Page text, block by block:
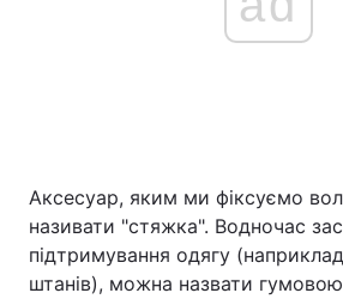
Аксесуар, яким ми фіксуємо
називати "стяжка". Водночас
підтримування одягу
штанів), можна назвати